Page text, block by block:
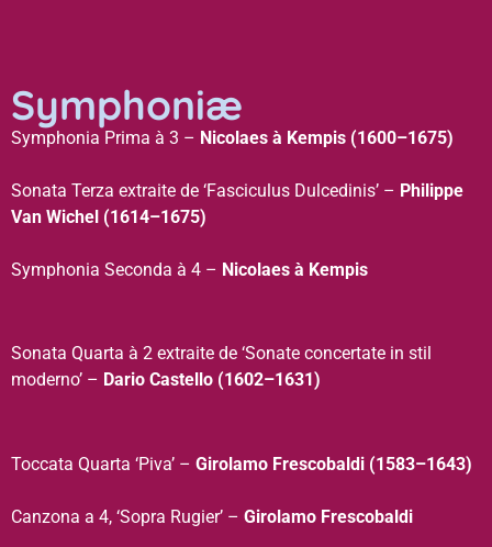
Symphoniæ
Symphonia Prima à 3 – Nicolaes à Kempis (1600–1675)
Sonata Terza extraite de ‘Fasciculus Dulcedinis’ – Philippe
Van Wichel (1614–1675)
Symphonia Seconda à 4 – Nicolaes à Kempis
Sonata Quarta à 2 extraite de ‘Sonate concertate in stil
moderno’ – Dario Castello (1602–1631)
Toccata Quarta ‘Piva’ – Girolamo Frescobaldi (1583–1643)
Canzona a 4, ‘Sopra Rugier’ – Girolamo Frescobaldi